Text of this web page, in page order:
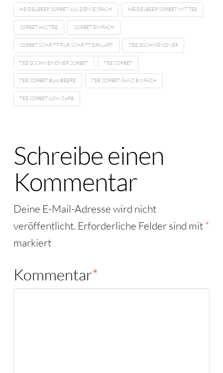
HEIDELBEER SORBET AUS DEM EISFACH HEIDELBEER SORBET MIT TEE
SORBET AUS TEE SORBET EINFACH
SORBET SCHRITT FÜR SCHRITT ERKLÄRT TEE GSCHWENDNER
TEE GSCHWENDNER SORBET TEE SORBET
TEE SORBET BLAUBEERE TEE SORBET GANZ EINFACH
TEE SORBET LOW CARB
Schreibe einen
Kommentar
Deine E-Mail-Adresse wird nicht
veröffentlicht. Erforderliche Felder sind mit*
markiert
Kommentar*